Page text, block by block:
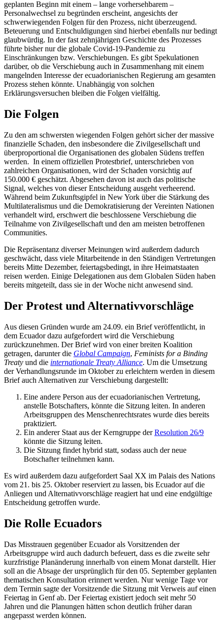
geplanten Beginn mit einem – lange vorhersehbarem –
Personalwechsel zu begründen erscheint, angesichts der
schwerwiegenden Folgen für den Prozess, nicht überzeugend.
Beteuerung und Entschuldigungen sind hierbei ebenfalls nur bedingt
glaubwürdig. In der fast zehnjährigen Geschichte des Prozesses
führte bisher nur die globale Covid-19-Pandemie zu
Einschränkungen bzw. Verschiebungen. Es gibt Spekulationen
darüber, ob die Verschiebung auch in Zusammenhang mit einem
mangelnden Interesse der ecuadorianischen Regierung am gesamten
Prozess stehen könnte. Unabhängig von solchen
Erklärungsversuchen bleiben die Folgen vielfältig.
Die Folgen
Zu den am schwersten wiegenden Folgen gehört sicher der massive
finanzielle Schaden, den insbesondere die Zivilgesellschaft und
überproportional die Organisationen des globalen Südens treffen
werden. In einem offiziellen Protestbrief, unterschrieben von
zahlreichen Organisationen, wird der Schaden vorsichtig auf
150.000 € geschätzt. Abgesehen davon ist auch das politische
Signal, welches von dieser Entscheidung ausgeht verheerend.
Während beim Zukunftsgipfel in New York über die Stärkung des
Multilateralismus und die Demokratisierung der Vereinten Nationen
verhandelt wird, erschwert die beschlossene Verschiebung die
Teilnahme von Zivilgesellschaft und den am meisten betroffenen
Communities.
Die Repräsentanz diverser Meinungen wird außerdem dadurch
geschwächt, dass viele Mitarbeitende in den Ständigen Vertretungen
bereits Mitte Dezember, feiertagsbedingt, in ihre Heimatstaaten
reisen werden. Einige Delegationen aus dem Globalen Süden haben
bereits mitgeteilt, dass sie in der Woche nicht anwesend sind.
Der Protest und Alternativvorschläge
Aus diesen Gründen wurde am 24.09. ein Brief veröffentlicht, in
dem Ecuador dazu aufgefordert wird die Verschiebung
zurückzunehmen. Der Brief wird von einer breiten Koalition
getragen, darunter die Global Campaign, Feminists for a Binding
Treaty und die internationale Treaty Alliance. Um die Umsetzung
der Verhandlungsrunde im Oktober zu erleichtern werden in diesem
Brief auch Alternativen zur Verschiebung dargestellt:
Eine andere Person aus der ecuadorianischen Vertretung,
anstelle Botschafters, könnte die Sitzung leiten. In anderen
Arbeitsgruppen des Menschenrechtsrates wurde dies bereits
praktiziert.
Ein anderer Staat aus der Kerngruppe derResolution 26/9
könnte die Sitzung leiten.
Die Sitzung findet hybrid statt, sodass auch der neue
Botschafter teilnehmen kann.
Es wird außerdem dazu aufgefordert Saal XX im Palais des Nations
vom 21. bis 25. Oktober reserviert zu lassen, bis Ecuador auf die
Anliegen und Alternativvorschläge reagiert hat und eine endgültige
Entscheidung getroffen wurde.
Die Rolle Ecuadors
Das Misstrauen gegenüber Ecuador als Vorsitzenden der
Arbeitsgruppe wird auch dadurch befeuert, dass es die zweite sehr
kurzfristige Planänderung innerhalb von einem Monat darstellt. Hier
soll an die Absage der ursprünglich für den 05. September geplanten
thematischen Konsultation erinnert werden. Nur wenige Tage vor
dem Termin sagte der Vorsitzende die Sitzung mit Verweis auf einen
Feiertag in Genf ab. Der Feiertag existiert jedoch seit mehr 50
Jahren und die Planungen hätten schon deutlich früher daran
angepasst werden können.